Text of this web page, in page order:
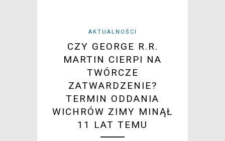
AKTUALNOŚCI
CZY GEORGE R.R.
MARTIN CIERPI NA
TWÓRCZE
ZATWARDZENIE?
TERMIN ODDANIA
WICHRÓW ZIMY MINĄŁ
11 LAT TEMU